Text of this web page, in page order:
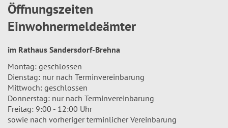
Öffnungszeiten
Einwohnermeldeämter
im Rathaus Sandersdorf-Brehna
Montag: geschlossen
Dienstag: nur nach Terminvereinbarung
Mittwoch: geschlossen
Donnerstag: nur nach Terminvereinbarung
Freitag: 9:00 - 12:00 Uhr
sowie nach vorheriger terminlicher Vereinbarung